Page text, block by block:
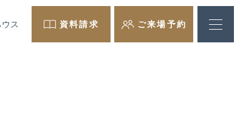
ス 資料請求 ご来場予約